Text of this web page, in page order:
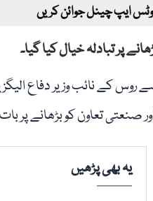
وٹس ایپ چینل جوائن کریں
پر تبادلہ خیال کیا گیا۔
روس کے نائب وزیر دفاع
تعاون کو بڑھانے پر
یہ بھی پڑھیں